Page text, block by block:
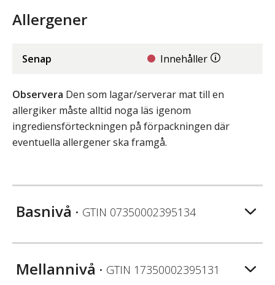
Allergener
Senap Innehåller
Observera Den som lagar/serverar mat till en
allergiker måste alltid noga läs igenom
ingrediensförteckningen på förpackningen där
eventuella allergener ska framgå.
Basnivå • GTIN 07350002395134
Mellannivå • GTIN 17350002395131